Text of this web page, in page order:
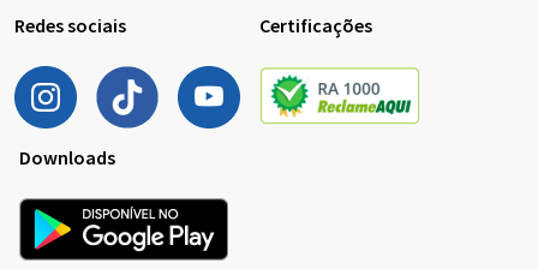
Redes sociais Certificações
Downloads